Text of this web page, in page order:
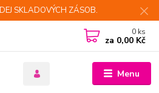
SKLADOVÝCH ZÁSOB.
Menu
0 ks
za 0,00 Kč